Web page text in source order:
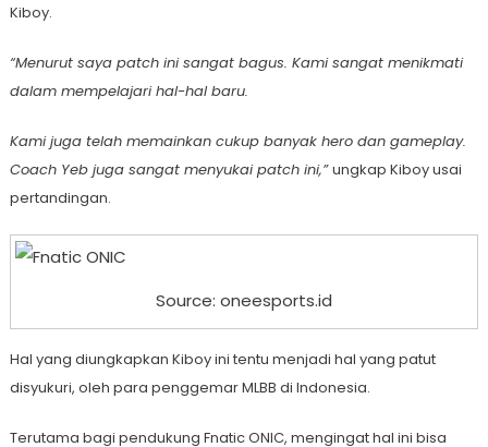
Kiboy.
“Menurut saya patch ini sangat bagus. Kami sangat menikmati
dalam mempelajari hal-hal baru.
Kami juga telah memainkan cukup banyak hero dan gameplay.
Coach Yeb juga sangat menyukai patch ini,”ungkap Kiboy usai
pertandingan.
Source: oneesports.id
Hal yang diungkapkan Kiboy ini tentu menjadi hal yang patut
disyukuri, oleh para penggemar MLBB di Indonesia.
Terutama bagi pendukung Fnatic ONIC, mengingat hal ini bisa